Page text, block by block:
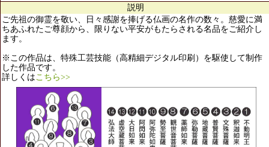
説明
ご先祖の御霊を敬い、日々感謝を捧げる仏画の名作の数々。慈愛に満
ちあふれたご尊顔から、限りない平安がもたらされる名品をご紹介し
ます。
※この作品は、特殊工芸技能（高精細デジタル印刷）を駆使して制作
した作品です。
詳しくはこちら>>